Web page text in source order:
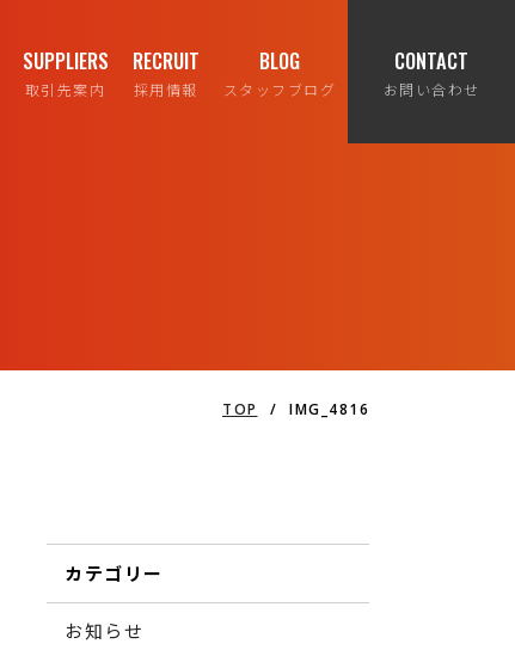
SUPPLIERS
取引先案内
RECRUIT
採用情報
BLOG
スタッフブログ
CONTACT
お問い合わせ
TOP / IMG_4816
カテゴリー
お知らせ